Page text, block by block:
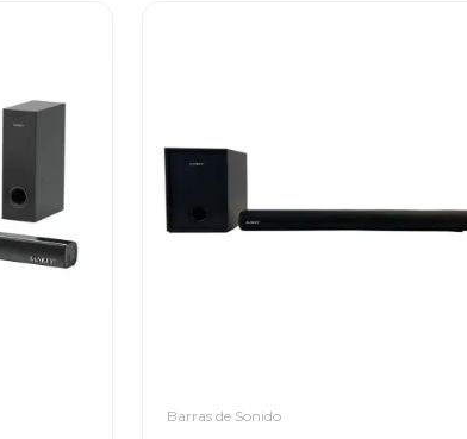
Barras de Sonido